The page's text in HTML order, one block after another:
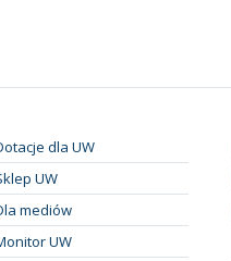
dla UW
UW
mediów
UW